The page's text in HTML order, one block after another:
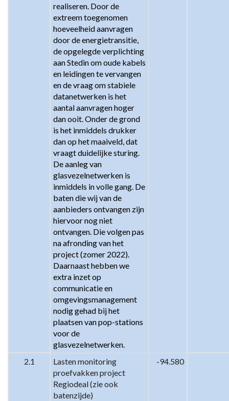
realiseren. Door de
extreem toegenomen
hoeveelheid aanvragen
door de energietransitie,
de opgelegde verplichting
aan Stedin om oude kabels
en leidingen te vervangen
en de vraag om stabiele
datanetwerken is het
aantal aanvragen hoger
dan ooit. Onder de grond
is het inmiddels drukker
dan op het maaiveld, dat
vraagt duidelijke sturing.
De aanleg van
glasvezelnetwerken is
inmiddels in volle gang. De
baten die wij van de
aanbieders ontvangen zijn
hiervoor nog niet
ontvangen. Die volgen pas
na afronding van het
project (zomer 2022).
Daarnaast hebben we
extra inzet op
communicatie en
omgevingsmanagement
nodig gehad bij het
plaatsen van pop-stations
voor de
glasvezelnetwerken.
2.1
Lasten monitoring
proefvakken project
Regiodeal (zie ook
batenzijde)
-94.580